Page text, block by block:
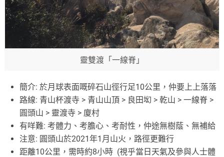
靈雙渡「一線脊」
簡介: 於月球表面嘅碎石山徑行足10公里，仲要上上落落
路線: 青山杯渡寺 > 青山山頂 > 良田㘭 > 乾山 > 一線脊 >
圓頭山 > 靈渡寺 > 廈村
有咩難: 考體力、考膽心、考耐性，仲途無樹蔭、無補給
注意: 圓頭山於2021年1月山火，路徑更難行
距離10公里，需時約8小時 (視乎當日天氣及參與人士體